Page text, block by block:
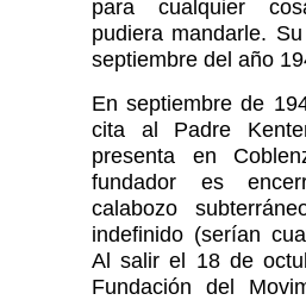
para cualquier
pudiera mandarle.
sep­tiembre del año
En septiembre de
cita al Padre
presenta en
fundador es
calabozo
indefinido (serían
Al salir el 18 de
Fundación del